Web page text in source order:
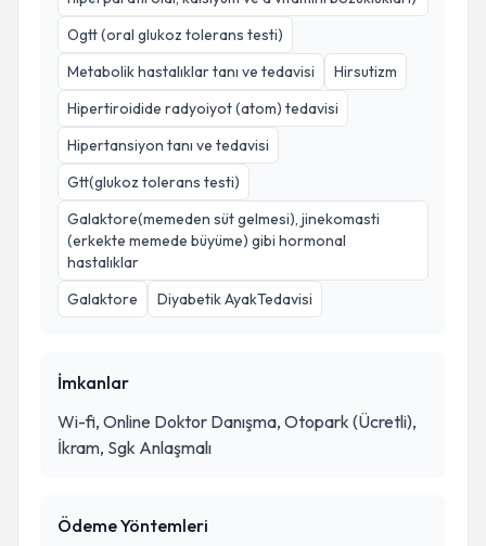
Ogtt (oral glukoz tolerans testi)
Metabolik hastalıklar tanı ve tedavisi
Hirsutizm
Hipertiroidide radyoiyot (atom) tedavisi
Hipertansiyon tanı ve tedavisi
Gtt(glukoz tolerans testi)
Galaktore(memeden süt gelmesi), jinekomasti
(erkekte memede büyüme) gibi hormonal
hastalıklar
Galaktore
Diyabetik AyakTedavisi
İmkanlar
Wi-fi, Online Doktor Danışma, Otopark (Ücretli),
İkram, Sgk Anlaşmalı
Ödeme Yöntemleri